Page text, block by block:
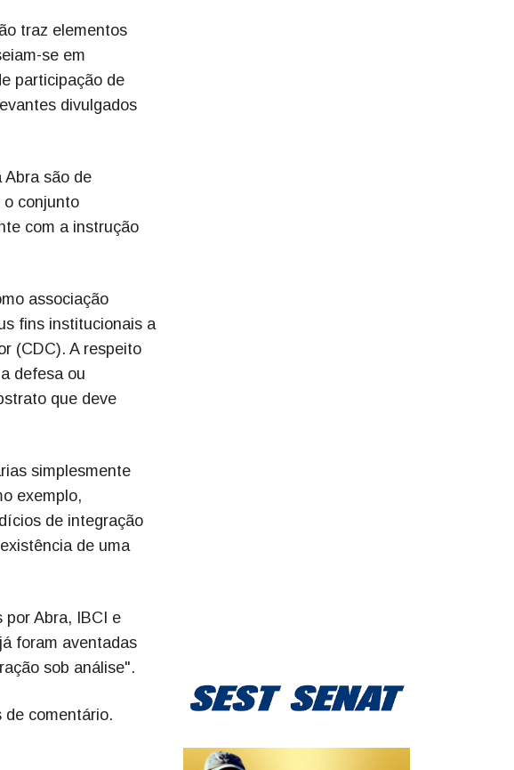
traz elementos
se em
participação de
divulgados
são de
o conjunto
com a instrução
associação
fins institucionais a
(CDC). A respeito
defesa ou
que deve
simplesmente
exemplo,
de integração
de uma
por Abra, IBCI e
foram aventadas
sob análise".
de comentário.